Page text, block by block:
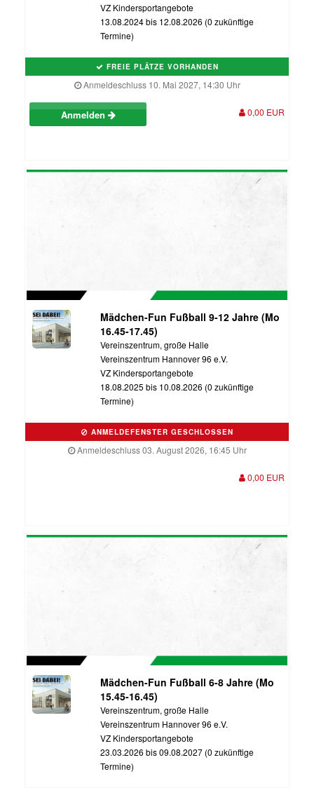
VZ Kindersportangebote
13.08.2024 bis 12.08.2026 (0 zukünftige
Termine)
FREIE PLÄTZE VORHANDEN
Anmeldeschluss 10. Mai 2027, 14:30 Uhr
Anmelden 0,00 EUR
Mädchen-Fun Fußball 9-12 Jahre (Mo
16.45-17.45)
Vereinszentrum, große Halle
Vereinszentrum Hannover 96 e.V.
VZ Kindersportangebote
18.08.2025 bis 10.08.2026 (0 zukünftige
Termine)
ANMELDEFENSTER GESCHLOSSEN
Anmeldeschluss 03. August 2026, 16:45 Uhr
0,00 EUR
Mädchen-Fun Fußball 6-8 Jahre (Mo
15.45-16.45)
Vereinszentrum, große Halle
Vereinszentrum Hannover 96 e.V.
VZ Kindersportangebote
23.03.2026 bis 09.08.2027 (0 zukünftige
Termine)